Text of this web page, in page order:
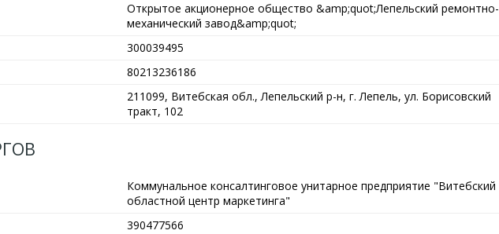
Открытое акционерное общество &amp;quot;Лепельский ремонтно-
механический завод&amp;quot;
300039495
80213236186
211099, Витебская обл., Лепельский р-н, г. Лепель, ул. Борисовский
тракт, 102
Коммунальное консалтинговое унитарное предприятие "Витебский
областной центр маркетинга"
390477566